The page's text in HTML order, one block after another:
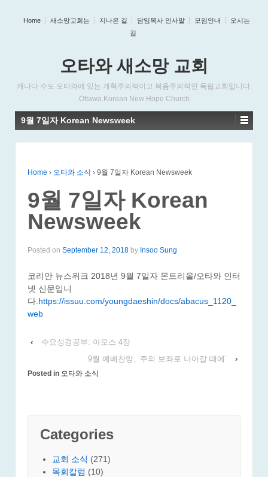
Home 새소망교회는 지나온 길 담임목사 인사말 모임안내
오시는
길
오타와 새소망 교회
캐나다 수도 오타와에 있는 개혁주의적이고 복음주의적인 독립교회입니다.
Ottawa Korean New Hope Church
9월 7일자 Korean Newsweek
Home › 오타와 소식 › 9월 7일자 Korean Newsweek
9월 7일자 Korean
Newsweek
Posted on September 12, 2018 by Insoo Sung
코리안 뉴스위크 2018년 9월 7일자 몬트리올/오타와 인터
넷 신문입니
다. https://issuu.com/youngdaeshin/docs/abacus_1120_
web
‹
수요성경공부: 아모스 4장
9월 예배찬양, ‘주의 보좌로 나아갈 때에’
›
Posted in 오타와 소식
Categories
교회 소식 (271)
목회칼럼 (10)